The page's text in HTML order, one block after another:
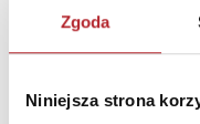
Zgoda
Niniejsza strona
Kod pocztowy
Miasto
E-mail